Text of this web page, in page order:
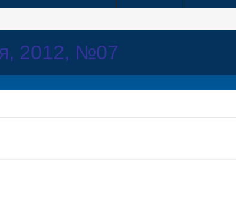
2012, №07